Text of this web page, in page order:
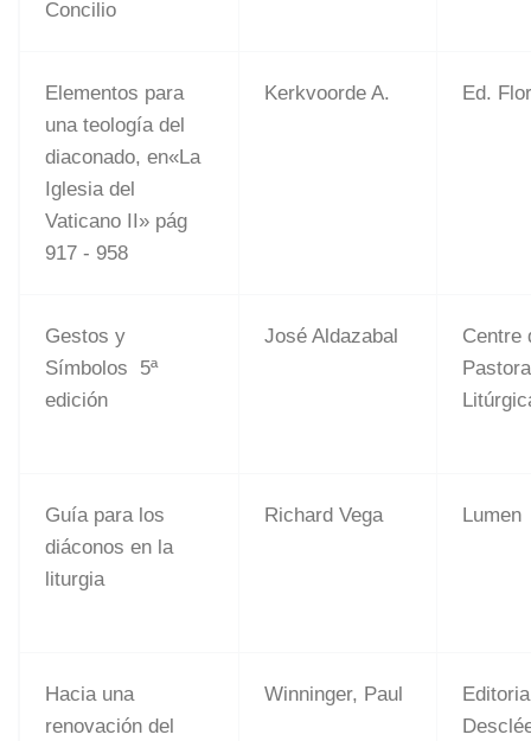
Concilio
Elementos para
una teología del
diaconado, en«La
Iglesia del
Vaticano II» pág
917 - 958
Kerkvoorde A. Ed.
Gestos y
Símbolos 5ª
edición
José Aldazabal
Centre
Guía para los
diáconos en la
liturgia
Richard Vega Lumen
Hacia una
renovación del
Winninger, Paul